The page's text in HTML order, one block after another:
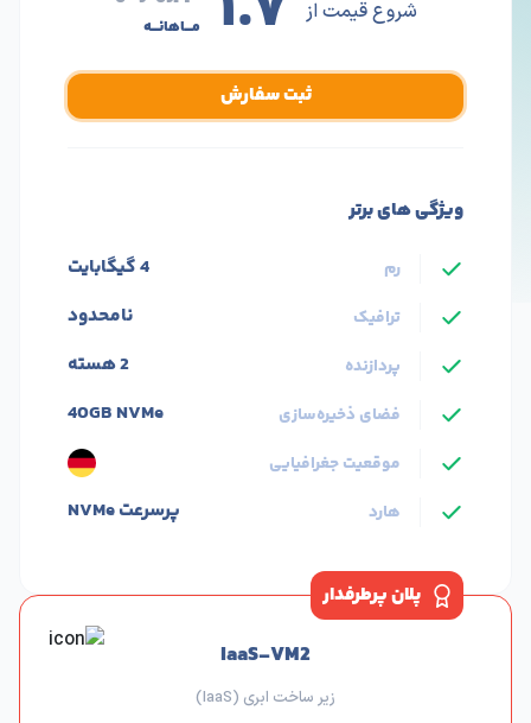
شروع قیمت از
مـــاهانـــه
ثبت سفارش
ویژگی های برتر
رم 4 گیگابایت
ترافیک نامحدود
پردازنده 2 هسته
فضای ذخیره‌سازی 40GB NVMe
موقعیت جغرافیایی
هارد
پرسرعت NVMe
پلان پرطرفدار
IaaS-VM2
زیر ساخت ابری (IaaS)